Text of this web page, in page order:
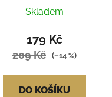
Skladem
179 Kč
209 Kč (–14 %)
DO KOŠÍKU